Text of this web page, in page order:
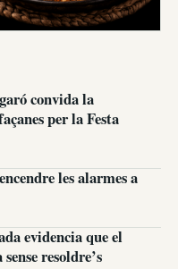
convida la
per la Festa
les alarmes a
evidencia que el
resoldre’s